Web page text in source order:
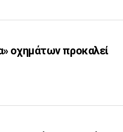
οχημάτων προκαλεί